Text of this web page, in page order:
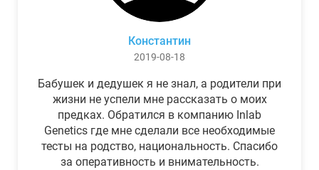
Константин
2019-08-18
Бабушек и дедушек я не знал, а родители при
жизни не успели мне рассказать о моих
предках. Обратился в компанию Inlab
Genetics где мне сделали все необходимые
тесты на родство, национальность. Спасибо
за оперативность и внимательность.